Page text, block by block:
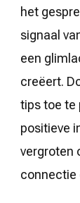
het
signaal
een
creëert.
tips toe te
positieve
vergroten
connectie